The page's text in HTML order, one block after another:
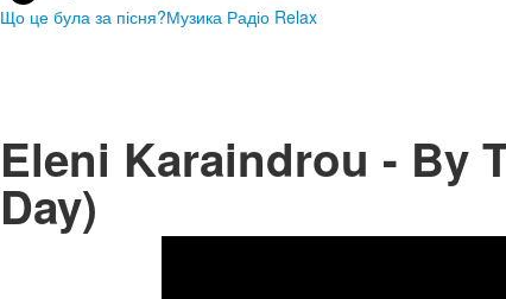
Що це була за пісня?Музика Радіо Relax
Eleni Karaindrou - By
Day)